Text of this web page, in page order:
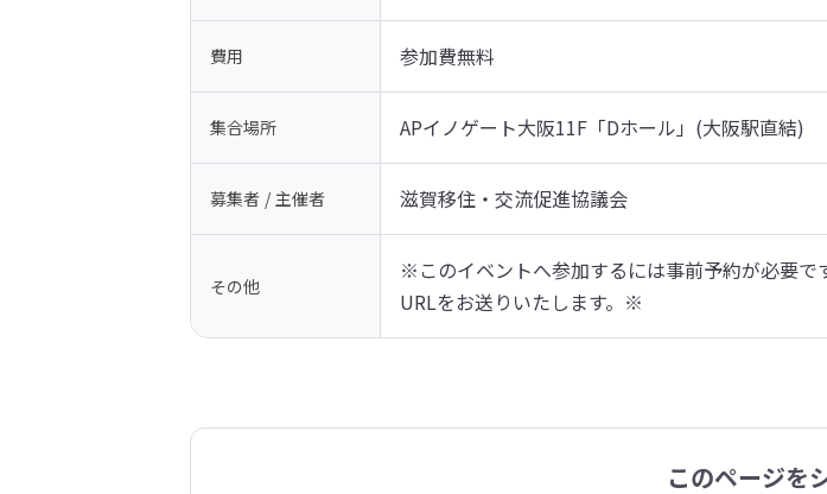
費用 参加費無料
集合場所 APイノゲート大阪11F「Dホール」(大阪駅直結)
募集者 / 主催者 滋賀移住・交流促進協議会
その他
※このイベントへ参加するには事前予約が必要で
URLをお送りいたします。※
このページを